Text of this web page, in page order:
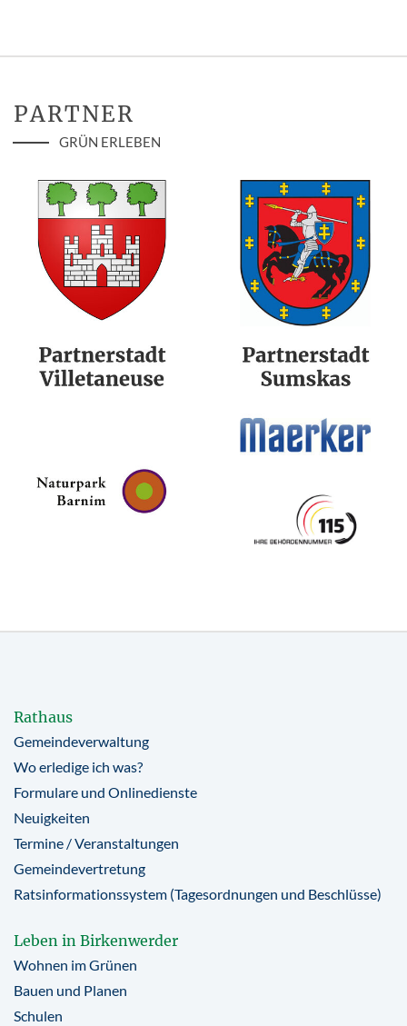
PARTNER
GRÜN ERLEBEN
Rathaus
Gemeindeverwaltung
Wo erledige ich was?
Formulare und Onlinedienste
Neuigkeiten
Termine / Veranstaltungen
Gemeindevertretung
Ratsinformationssystem (Tagesordnungen und Beschlüsse)
Leben in Birkenwerder
Wohnen im Grünen
Bauen und Planen
Schulen